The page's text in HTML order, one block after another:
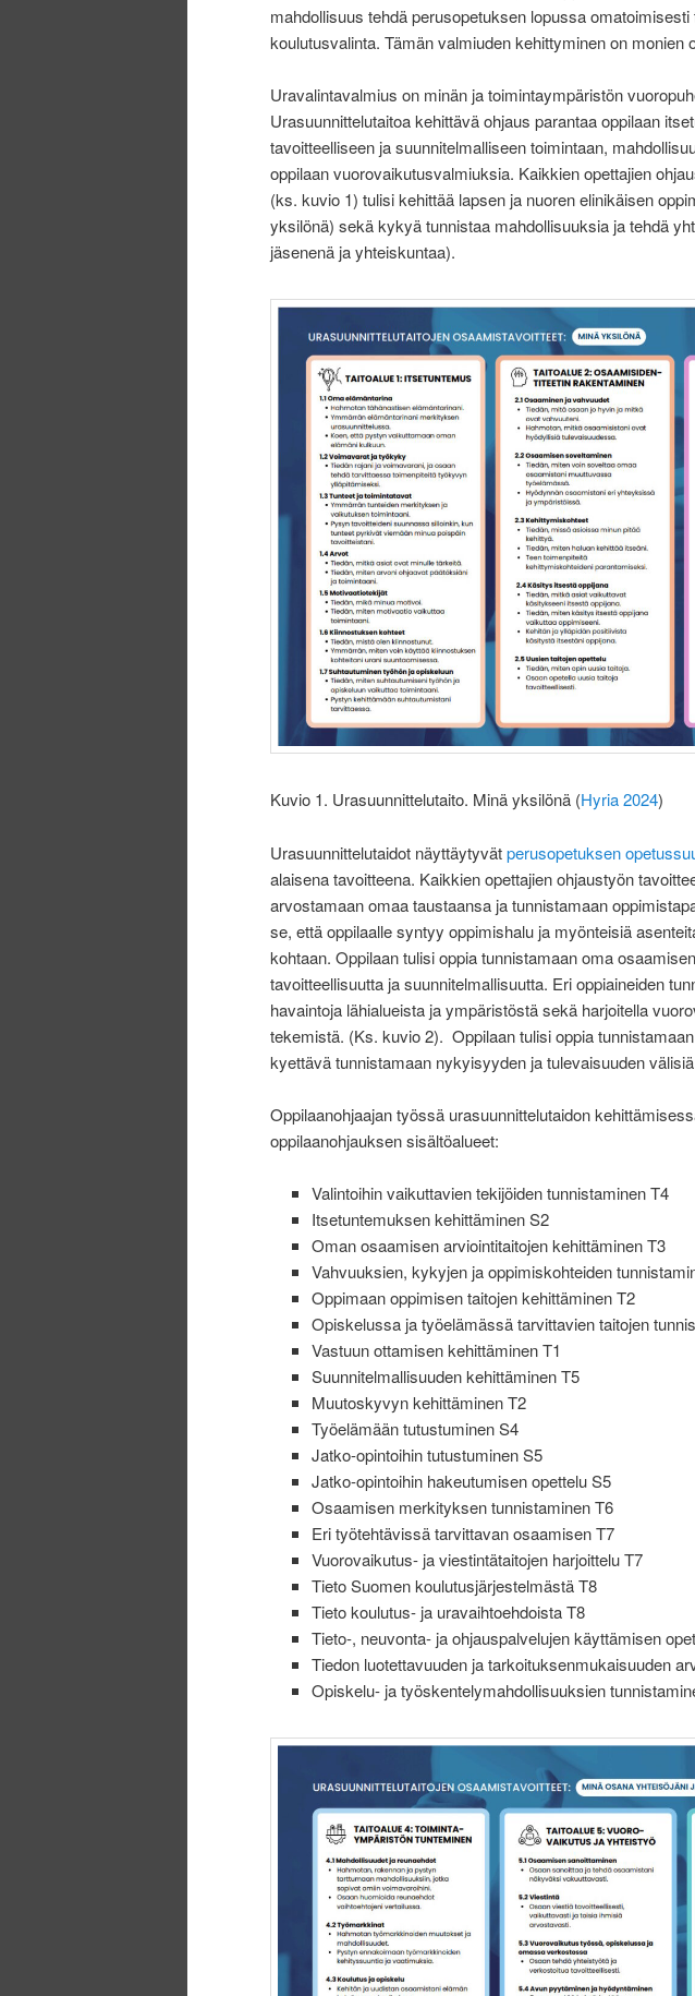
mahdollisuus tehdä perusopetuksen lopussa
koulutusvalinta. Tämän valmiuden kehittyminen on monien
Uravalintavalmius on minän ja toimintaympäristön
Urasuunnittelutaitoa kehittävä ohjaus parantaa oppilaan
tavoitteelliseen ja suunnitelmalliseen toimintaan,
oppilaan vuorovaikutusvalmiuksia. Kaikkien opettajien
(ks. kuvio 1) tulisi kehittää lapsen ja nuoren elinikäisen
yksilönä) sekä kykyä tunnistaa mahdollisuuksia ja tehdä
jäsenenä ja yhteiskuntaa).
Kuvio 1. Urasuunnittelutaito. Minä yksilönä (Hyria 2024)
Urasuunnittelutaidot näyttäytyvätperusopetuksen
alaisena tavoitteena. Kaikkien opettajien ohjaustyön
arvostamaan omaa taustaansa ja tunnistamaan
se, että oppilaalle syntyy oppimishalu ja myönteisiä
kohtaan. Oppilaan tulisi oppia tunnistamaan oma
tavoitteellisuutta ja suunnitelmallisuutta. Eri oppiaineiden
havaintoja lähialueista ja ympäristöstä sekä harjoitella
tekemistä. (Ks. kuvio 2). Oppilaan tulisi oppia
kyettävä tunnistamaan nykyisyyden ja tulevaisuuden
Oppilaanohjaajan työssä urasuunnittelutaidon
oppilaanohjauksen sisältöalueet:
Valintoihin vaikuttavien tekijöiden tunnistaminen T4
Itsetuntemuksen kehittäminen S2
Oman osaamisen arviointitaitojen kehittäminen T3
Vahvuuksien, kykyjen ja oppimiskohteiden
Oppimaan oppimisen taitojen kehittäminen T2
Opiskelussa ja työelämässä tarvittavien taitojen
Vastuun ottamisen kehittäminen T1
Suunnitelmallisuuden kehittäminen T5
Muutoskyvyn kehittäminen T2
Työelämään tutustuminen S4
Jatko-opintoihin tutustuminen S5
Jatko-opintoihin hakeutumisen opettelu S5
Osaamisen merkityksen tunnistaminen T6
Eri työtehtävissä tarvittavan osaamisen T7
Vuorovaikutus- ja viestintätaitojen harjoittelu T7
Tieto Suomen koulutusjärjestelmästä T8
Tieto koulutus- ja uravaihtoehdoista T8
Tieto-, neuvonta- ja ohjauspalvelujen käyttämisen
Tiedon luotettavuuden ja tarkoituksenmukaisuuden
Opiskelu- ja työskentelymahdollisuuksien